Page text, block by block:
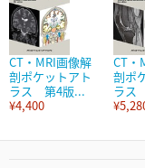
CT・MRI画像解
剖ポケットアト
ラス 第4版...
¥4,400
CT・
剖ポ
ラス